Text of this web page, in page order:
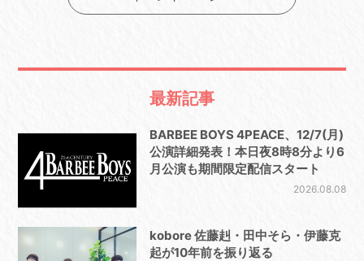
最新記事
BARBEE BOYS 4PEACE、12/7(月)
公演詳細発表！本日夜8時8分より6
月公演も期間限定配信スタート
2026.08.08
kobore 佐藤赳・田中そら・伊藤克
起が10年前を振り返る